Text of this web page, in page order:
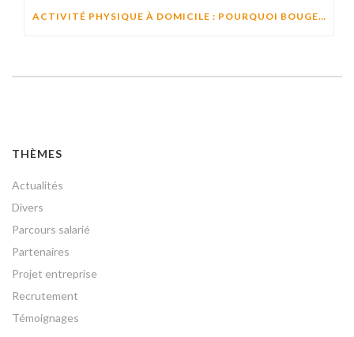
ACTIVITÉ PHYSIQUE À DOMICILE : POURQUOI BOUGER CHAQUE JOUR AIDE À PRÉSERVER L’AUTONOMIE ?
THÈMES
Actualités
Divers
Parcours salarié
Partenaires
Projet entreprise
Recrutement
Témoignages